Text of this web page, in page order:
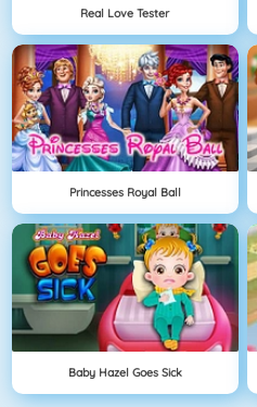
Real Love Tester
Princesses Royal Ball
Baby Hazel Goes Sick